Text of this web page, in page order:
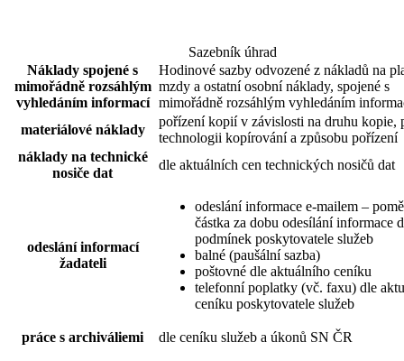
Sazebník úhrad
Náklady spojené s
mimořádně rozsáhlým
vyhledáním informací
Hodinové sazby odvozené z nákladů na
mzdy a ostatní osobní náklady, spojené s
mimořádně rozsáhlým vyhledáním
materiálové náklady
pořízení kopií v závislosti na druhu kopie,
technologii kopírování a způsobu pořízení
náklady na technické
nosiče dat
dle aktuálních cen technických nosičů dat
odeslání informací
žadateli
odeslání informace e-mailem –
částka za dobu odesílání informace
podmínek poskytovatele služeb
balné (paušální sazba)
poštovné dle aktuálního ceníku
telefonní poplatky (vč. faxu) dle
ceníku poskytovatele služeb
práce s archiváliemi dle ceníku služeb a úkonů SN ČR